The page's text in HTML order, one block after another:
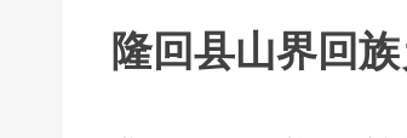
隆回县山界回